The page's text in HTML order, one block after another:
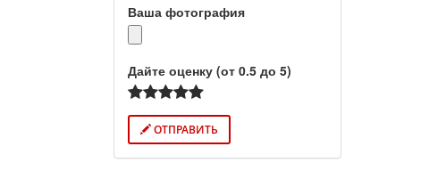
Ваша фотография
Дайте оценку (от 0.5 до 5)
ОТПРАВИТЬ